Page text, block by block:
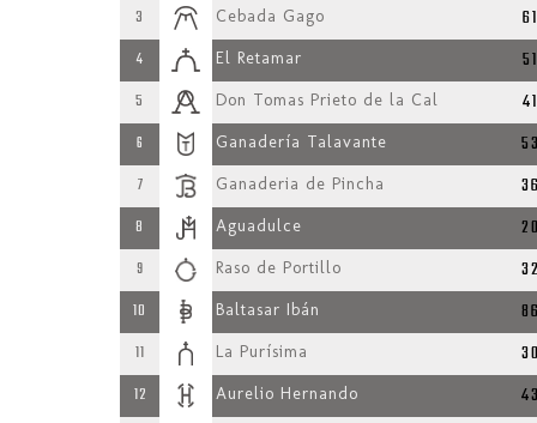
3 Cebada Gago 61
4 El Retamar 51
5 Don Tomas Prieto de la Cal 41
6 Ganadería Talavante
7 Ganaderia de Pincha
8 Aguadulce
9 Raso de Portillo
10 Baltasar Ibán
11 La Purísima
12 Aurelio Hernando